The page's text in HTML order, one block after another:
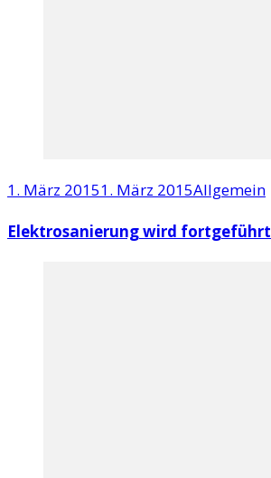
1. März 20151. März 2015Allgemein
Elektrosanierung wird fortgeführt